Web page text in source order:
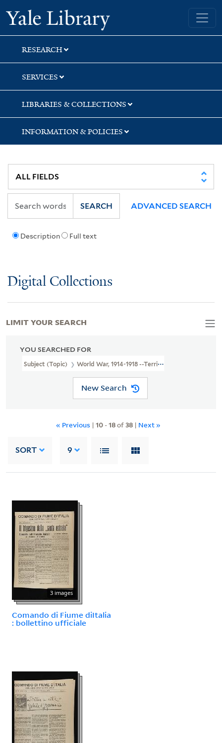
Skip
to
search
Skip
to
main
content
Skip
to
first
result
Yale University Library
RESEARCH
SERVICES
LIBRARIES & COLLECTIONS
INFORMATION & POLICIES
Description Full text
SEARCH ADVANCED SEARCH
Digital Collections
YOU SEARCHED FOR
Subject (Topic) World War, 1914-1918 --Territorial Questions --
New Search
« Previous | 10-18of38| Next »
SORT 9
3 images
Comando di Fiume diItalia
: bollettino ufficiale
LIMIT YOUR SEARCH